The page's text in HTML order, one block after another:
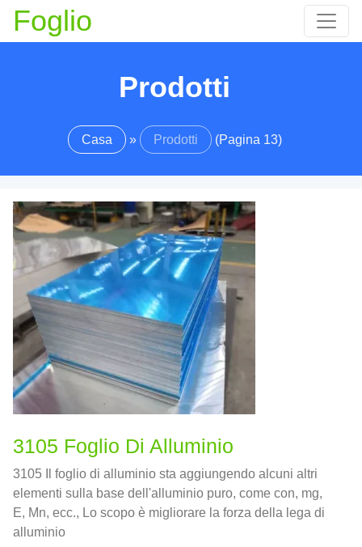
Foglio
Prodotti
Casa » Prodotti (Pagina 13)
3105 Foglio Di Alluminio
3105 Il foglio di alluminio sta aggiungendo alcuni altri
elementi sulla base dell'alluminio puro, come con, mg,
E, Mn, ecc., Lo scopo è migliorare la forza della lega di
alluminio